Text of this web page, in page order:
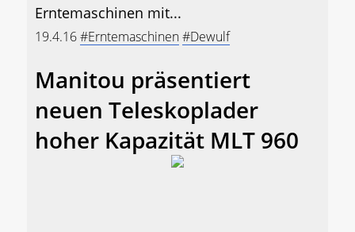
Erntemaschinen mit...
19.4.16#Erntemaschinen#Dewulf
Manitou präsentiert
neuen Teleskoplader
hoher Kapazität MLT 960